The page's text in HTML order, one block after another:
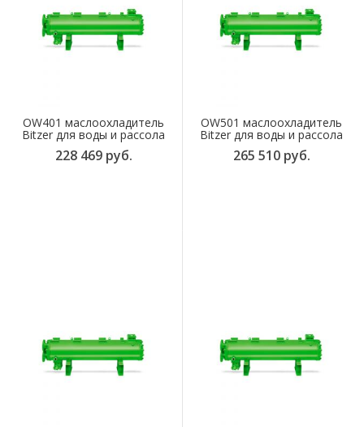
OW401 маслоохладитель
Bitzer для воды и рассола
228 469 руб.
OW501 маслоохладитель
Bitzer для воды и рассола
265 510 руб.